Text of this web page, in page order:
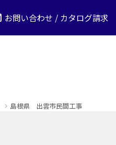
お問い合わせ / カタログ請求
島根県 出雲市民間工事